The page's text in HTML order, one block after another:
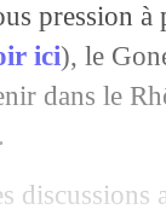
pression à
ici), le
dans le
des regrets
va